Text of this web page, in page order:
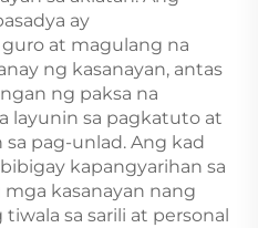
ay
at magulang na
ng kasanayan, antas
ng paksa na
layunin sa pagkatuto at
pag-unlad. Ang kad
kapangyarihan sa
kasanayan nang
sa sarili at personal